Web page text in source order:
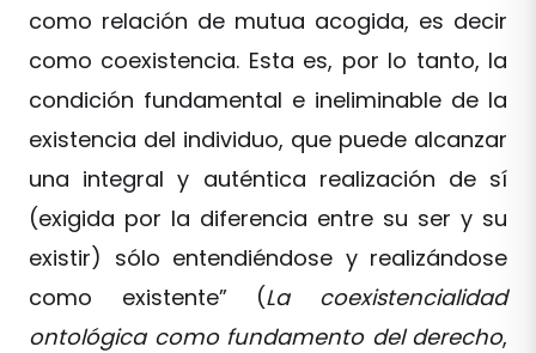
como relación de mutua acogida, es decir
como coexistencia. Esta es, por lo tanto, la
condición fundamental e ineliminable de la
existencia del individuo, que puede alcanzar
una integral y auténtica realización de sí
(exigida por la diferencia entre su ser y su
existir) sólo entendiéndose y realizándose
como existente” (La coexistencialidad
ontológica como fundamento del derecho,